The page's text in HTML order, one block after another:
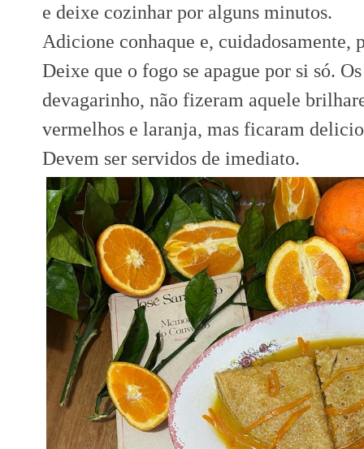
e deixe cozinhar por alguns minutos.
Adicione conhaque e,
Deixe que o fogo se apague por si só.
devagarinho, não fizeram aquele
vermelhos e laranja, mas ficaram
Devem ser servidos de imediato.